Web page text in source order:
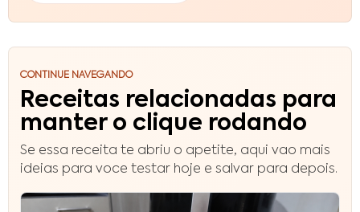
CONTINUE NAVEGANDO
Receitas relacionadas para
manter o clique rodando
Se essa receita te abriu o apetite, aqui vao mais
ideias para voce testar hoje e salvar para depois.